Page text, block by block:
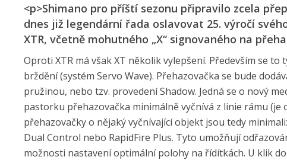
<p>Shimano pro příští sezonu připravilo zcela
dnes již legendární řada oslavovat 25. výročí
XTR, včetně mohutného „X“ signovaného na
Oproti XTR má však XT několik vylepšení. Především se
brždění (systém Servo Wave). Přehazovačka se bude
pružinou, nebo tzv. provedení Shadow. Jedná se o nový
pastorku přehazovačka minimálně vyčnívá z linie rámu (je
přehazovačky o nějaký vyčnívající objekt jsou tedy
Dual Control nebo RapidFire Plus. Tyto umožňují
možnosti nastavení optimální polohy na řídítkách. U klik